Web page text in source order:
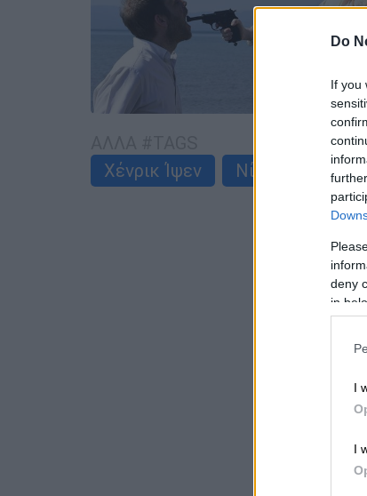
Do
If you
deny
in
I
I
Χένρικ Ίψεν
Νίκος Καμτσής